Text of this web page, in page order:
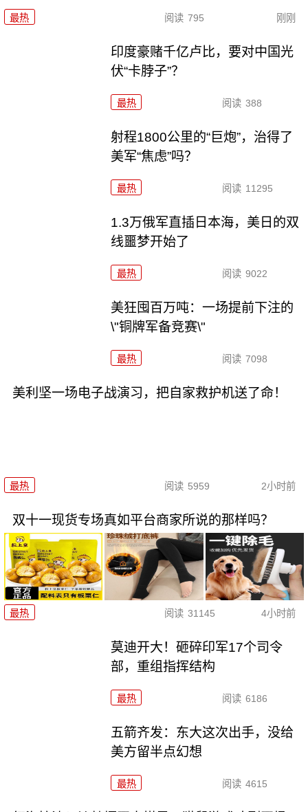
最热 阅读 795 刚刚
印度豪赌千亿卢比，要对中国光
伏“卡脖子”？
最热 阅读 388
射程1800公里的“巨炮”，治得了
美军“焦虑”吗？
最热 阅读 11295
1.3万俄军直插日本海，美日的双
线噩梦开始了
最热 阅读 9022
美狂囤百万吨：一场提前下注的
\"铜牌军备竞赛\"
最热 阅读 7098
美利坚一场电子战演习，把自家救护机送了命！
最热 阅读 5959 2小时前
双十一现货专场真如平台商家所说的那样吗？
最热 阅读 31145 4小时前
莫迪开大！砸碎印军17个司令
部，重组指挥结构
最热 阅读 6186
五箭齐发：东大这次出手，没给
美方留半点幻想
最热 阅读 4615